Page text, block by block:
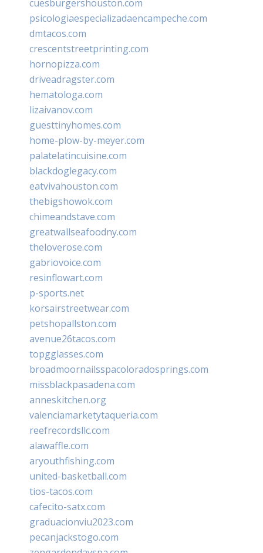
cuesburgershouston.com
psicologiaespecializadaencampeche.com
dmtacos.com
crescentstreetprinting.com
hornopizza.com
driveadragster.com
hematologa.com
lizaivanov.com
guesttinyhomes.com
home-plow-by-meyer.com
palatelatincuisine.com
blackdoglegacy.com
eatvivahouston.com
thebigshowok.com
chimeandstave.com
greatwallseafoodny.com
theloverose.com
gabriovoice.com
resinflowart.com
p-sports.net
korsairstreetwear.com
petshopallston.com
avenue26tacos.com
topgglasses.com
broadmoornailsspacoloradosprings.com
missblackpasadena.com
anneskitchen.org
valenciamarketytaqueria.com
reefrecordsllc.com
alawaffle.com
aryouthfishing.com
united-basketball.com
tios-tacos.com
cafecito-satx.com
graduacionviu2023.com
pecanjackstogo.com